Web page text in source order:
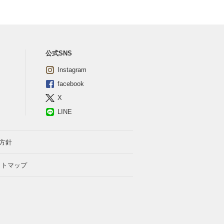
公式SNS
Instagram
facebook
X
LINE
針
マップ